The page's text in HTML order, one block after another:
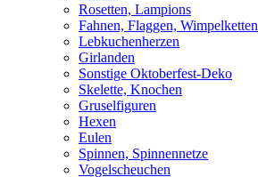
Rosetten, Lampions
Fahnen, Flaggen, Wimpelketten
Lebkuchenherzen
Girlanden
Sonstige Oktoberfest-Deko
Skelette, Knochen
Gruselfiguren
Hexen
Eulen
Spinnen, Spinnennetze
Vogelscheuchen